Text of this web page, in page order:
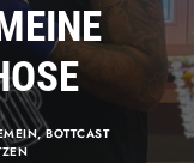
,BOTTCAST